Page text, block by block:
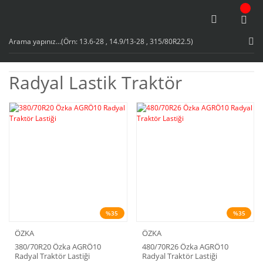
Radyal Lastik Traktör
%35
ÖZKA
380/70R20 Özka AGRÖ10
Radyal Traktör Lastiği
%35
ÖZKA
480/70R26 Özka AGRÖ10
Radyal Traktör Lastiği